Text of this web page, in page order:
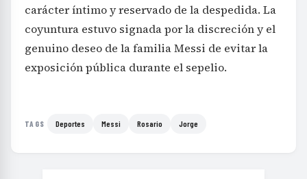
carácter íntimo y reservado de la despedida. La
coyuntura estuvo signada por la discreción y el
genuino deseo de la familia Messi de evitar la
exposición pública durante el sepelio.
TAGS Deportes Messi Rosario Jorge